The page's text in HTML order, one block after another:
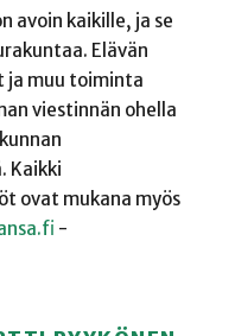
avoin kaikille, ja se
Elävän
ja muu toiminta
viestinnän ohella
Kaikki
ovat mukana myös
-